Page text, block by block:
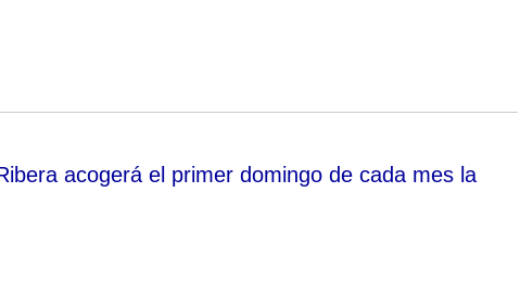
acogerá el primer domingo de cada mes la